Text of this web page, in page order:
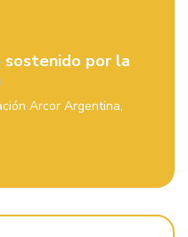
sostenido por la
Arcor Argentina,